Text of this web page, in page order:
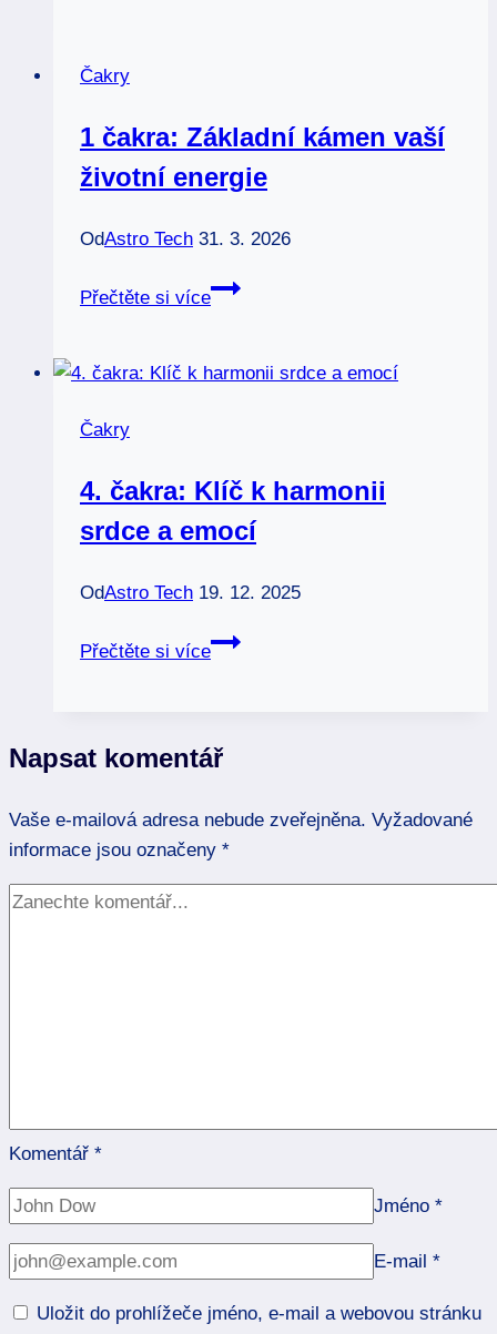
i
duši
Čakry
1 čakra: Základní kámen vaší
životní energie
OdAstro Tech 31. 3. 2026
Přečtěte si více
1
kámen
Čakry
4. čakra: Klíč k harmonii
srdce a emocí
OdAstro Tech 19. 12. 2025
Přečtěte si více
4.
harmonii
a
emocí
Napsat komentář
Vaše e-mailová adresa nebude zveřejněna. Vyžadované
informace jsou označeny *
Komentář *
Jméno *
E-mail *
Uložit do prohlížeče jméno, e-mail a webovou stránku